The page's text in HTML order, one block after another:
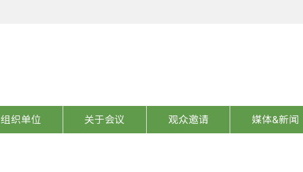
组织单位 关于会议 观众邀请 媒体&新闻